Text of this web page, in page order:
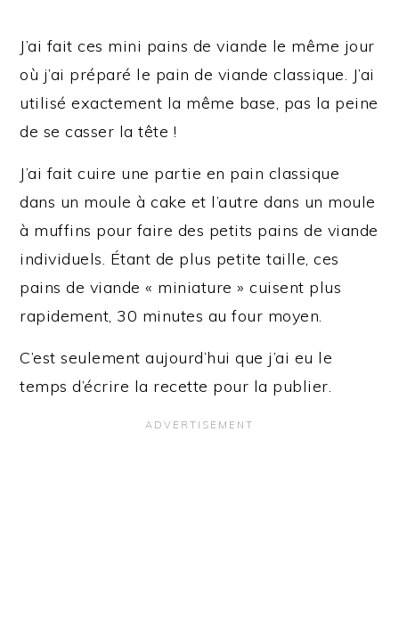
J’ai fait ces mini pains de viande le même jour
où j’ai préparé le pain de viande classique. J’ai
utilisé exactement la même base, pas la peine
de se casser la tête !
J’ai fait cuire une partie en pain classique
dans un moule à cake et l’autre dans un moule
à muffins pour faire des petits pains de viande
individuels. Étant de plus petite taille, ces
pains de viande « miniature » cuisent plus
rapidement, 30 minutes au four moyen.
C’est seulement aujourd’hui que j’ai eu le
temps d’écrire la recette pour la publier.